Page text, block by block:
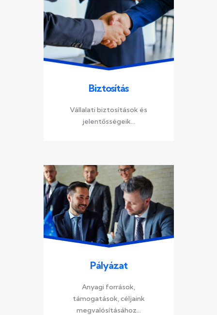
Biztosítás
Vállalati biztosítások és
jelentősségeik...
Pályázat
Anyagi források,
támogatások, céljaink
megvalósításához...